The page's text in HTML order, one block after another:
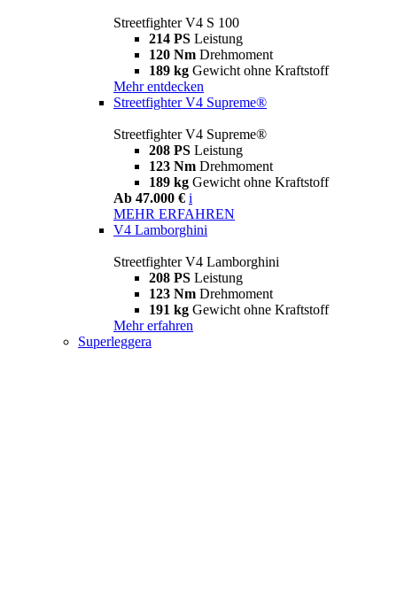
Streetfighter V4 S 100
214 PS Leistung
120 Nm Drehmoment
189 kg Gewicht ohne Kraftstoff
Mehr entdecken
Streetfighter V4 Supreme®
Streetfighter V4 Supreme®
208 PS Leistung
123 Nm Drehmoment
189 kg Gewicht ohne Kraftstoff
Ab 47.000 € i
MEHR ERFAHREN
V4 Lamborghini
Streetfighter V4 Lamborghini
208 PS Leistung
123 Nm Drehmoment
191 kg Gewicht ohne Kraftstoff
Mehr erfahren
Superleggera